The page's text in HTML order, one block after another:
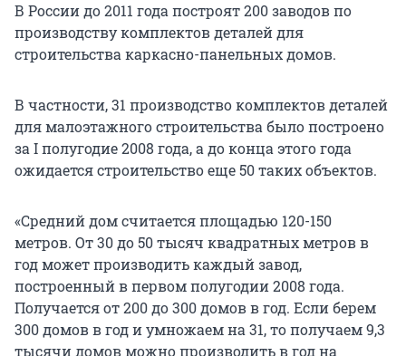
В России до 2011 года построят 200 заводов по
производству комплектов деталей для
строительства каркасно-панельных домов.
В частности, 31 производство комплектов деталей
для малоэтажного строительства было построено
за I полугодие 2008 года, а до конца этого года
ожидается строительство еще 50 таких объектов.
«Средний дом считается площадью 120-150
метров. От 30 до 50 тысяч квадратных метров в
год может производить каждый завод,
построенный в первом полугодии 2008 года.
Получается от 200 до 300 домов в год. Если берем
300 домов в год и умножаем на 31, то получаем 9,3
тысячи домов можно производить в год на